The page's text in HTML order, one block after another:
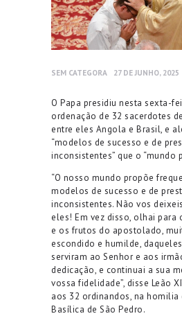
SEM CATEGORA 27 DE JUNHO, 2025
O Papa presidiu nesta sexta-
ordenação de 32 sacerdotes
entre eles Angola e Brasil, e
“modelos de sucesso e de
inconsistentes” que o “mundo
“O nosso mundo propõe
modelos de sucesso e de
inconsistentes. Não vos
eles! Em vez disso, olhai
e os frutos do apostolado,
escondido e humilde,
serviram ao Senhor e aos
dedicação, e continuai a sua
vossa fidelidade”, disse Leão
aos 32 ordinandos, na homilia
Basílica de São Pedro.